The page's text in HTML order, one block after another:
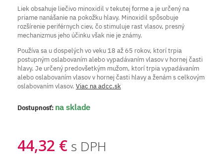
Liek obsahuje liečivo minoxidil v tekutej forme a je určený na
priame nanášanie na pokožku hlavy. Minoxidil spôsobuje
rozšírenie periférnych ciev, čo stimuluje rast vlasov, presný
mechanizmus jeho účinku však nie je známy.
Používa sa u dospelých vo veku 18 až 65 rokov, ktorí trpia
postupným oslabovaním alebo vypadávaním vlasov v hornej časti
hlavy. Je určený predovšetkým mužom, ktorí trpia vypadávaním
alebo oslabovaním vlasov v hornej časti hlavy a ženám s celkovým
oslabovaním vlasov. Viac na adcc.sk
Dostupnosť: na sklade
44,32 € s DPH